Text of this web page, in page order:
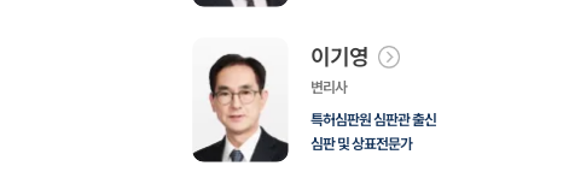
이기영
변리사
특허심판원 심판관 출신
심판 및 상표전문가